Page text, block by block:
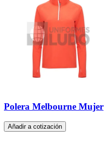
Polera Melbourne Mujer
Añadir a cotización